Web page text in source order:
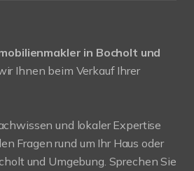
in Bocholt und
Ihnen beim Verkauf Ihrer
und lokaler Expertise
Fragen rund um Ihr Haus oder
und Umgebung. Sprechen Sie